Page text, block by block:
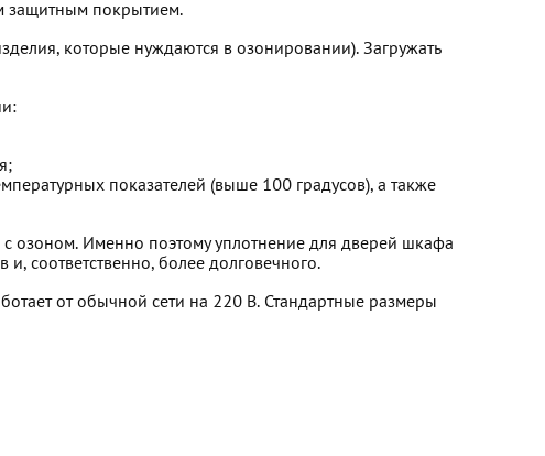
защитным покрытием.
которые нуждаются в озонировании). Загружать
показателей (выше 100 градусов), а также
с озоном. Именно поэтому уплотнение для дверей шкафа
соответственно, более долговечного.
от обычной сети на 220 В. Стандартные размеры